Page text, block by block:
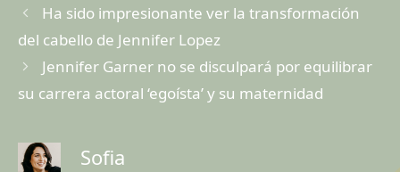
Ha sido impresionante ver la transformación
del cabello de Jennifer Lopez
Jennifer Garner no se disculpará por equilibrar
su carrera actoral ‘egoísta’ y su maternidad
Sofia